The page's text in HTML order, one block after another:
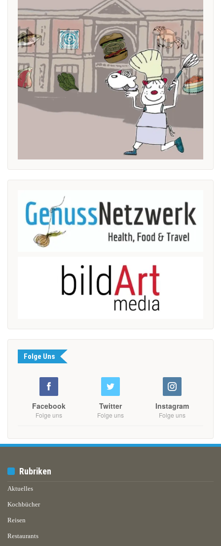
Folge Uns
Facebook
Folge uns
Twitter
Folge uns
Instagram
Folge uns
Rubriken
Aktuelles
Kochbücher
Reisen
Restaurants